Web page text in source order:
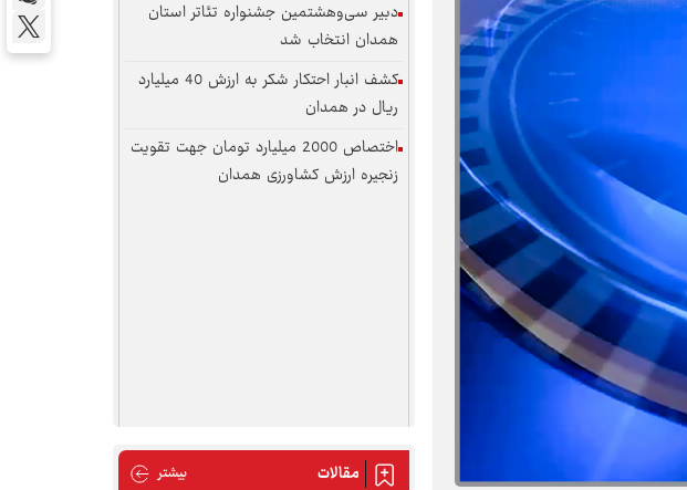
دبیر سی‌وهشتمین جشنواره تئاتر استان
همدان انتخاب شد
کشف انبار احتکار شکر به ارزش 40 میلیارد
ریال در همدان
اختصاص 2000 میلیارد تومان جهت تقویت
زنجیره ارزش کشاورزی همدان
مقالات بیشتر مقالات